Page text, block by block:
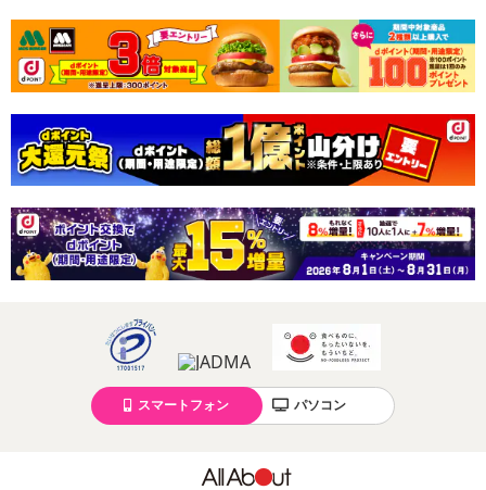
【配送日時の指定について】
※配送日時の指定が可能な商品の場合、商品によってご指定できる
配送日、配送時間が異なる可能性がございます。
カート機能をご利用の場合は、配送日時指定をご利用いただけませ
ん。
発送日カレンダー
スマートフォン パソコン